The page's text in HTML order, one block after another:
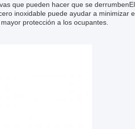
que pueden hacer que se
inoxidable puede ayudar a minimizar
protección a los ocupantes.